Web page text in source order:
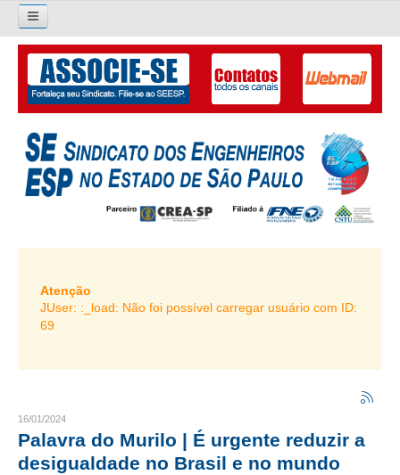
Pesquisar...
O SINDICATO
APRESENTAÇÃO
PALAVRA DO PRESIDENTE
DIRETORIA
LIVRO GESTÃO 2026-2029
SUBSEDES SINDICAIS
CRESCE BRASIL
CONSELHO TECNOLÓGICO
Atenção
JUser: :_load: Não foi possível carregar usuário com ID:
69
16/01/2024
Palavra do Murilo | É urgente reduzir a
desigualdade no Brasil e no mundo